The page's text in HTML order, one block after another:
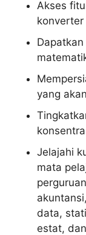
Akses
yang
Jelajahi
mata
data,
estat,